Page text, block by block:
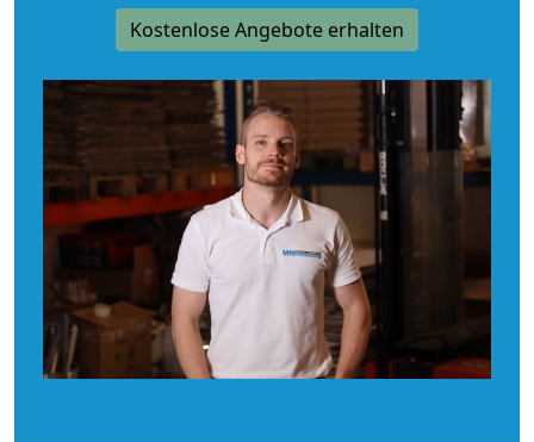
Kostenlose Angebote erhalten